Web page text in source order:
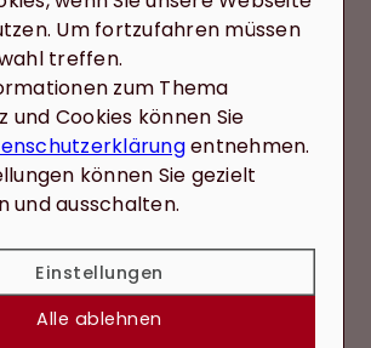
in der Region
Um fortzufahren müssen
treffen.
zum Thema
und Cookies können Sie
entnehmen.
können Sie gezielt
und ausschalten.
Einstellungen
Alle ablehnen